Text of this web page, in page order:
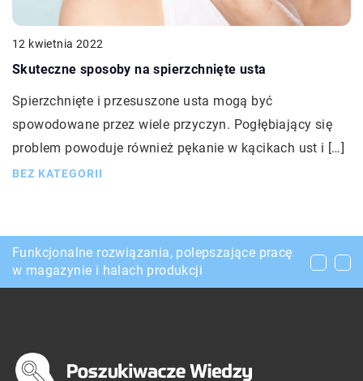
12 kwietnia 2022
Skuteczne sposoby na spierzchnięte usta
Spierzchnięte i przesuszone usta mogą być
spowodowane przez wiele przyczyn. Pogłębiający się
problem powoduje również pękanie w kącikach ust i […]
BEZ KATEGORII
Jakie są koszta osuszania budynków?
Funkcjonalne rozwiązania, polepszające pracę
w magazynie i halach produkcji
Przydatne narzędzia w czasie awarii
samochodowej